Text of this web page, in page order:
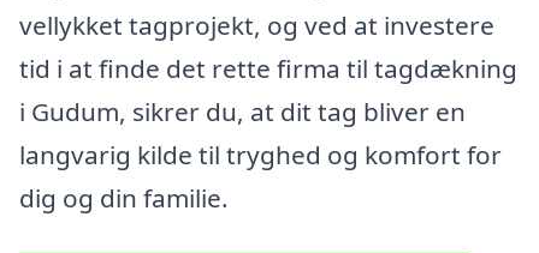
vellykket tagprojekt, og ved at investere
tid i at finde det rette firma til tagdækning
i Gudum, sikrer du, at dit tag bliver en
langvarig kilde til tryghed og komfort for
dig og din familie.